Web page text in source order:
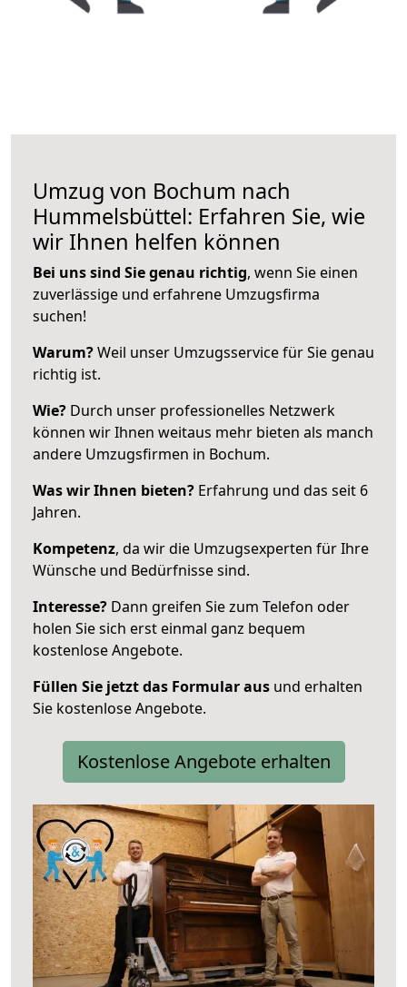
Umzug von Bochum nach
Hummelsbüttel: Erfahren Sie, wie
wir Ihnen helfen können
Bei uns sind Sie genau richtig, wenn Sie einen
zuverlässige und erfahrene Umzugsfirma
suchen!
Warum?Weil unser Umzugsservice für Sie genau
richtig ist.
Wie? Durch unser professionelles Netzwerk
können wir Ihnen weitaus mehr bieten als manch
andere Umzugsfirmen in Bochum.
Was wir Ihnen bieten? Erfahrung und das seit 6
Jahren.
Kompetenz, da wir die Umzugsexperten für Ihre
Wünsche und Bedürfnisse sind.
Interesse? Dann greifen Sie zum Telefon oder
holen Sie sich erst einmal ganz bequem
kostenlose Angebote.
Füllen Sie jetzt das Formular aus und erhalten
Sie kostenlose Angebote.
Kostenlose Angebote erhalten